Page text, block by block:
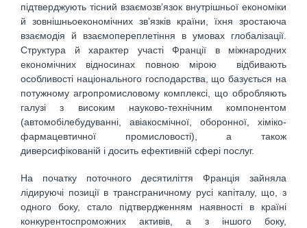
підтверджують тісний взаємозв’язок внутрішньої економіки
й зовнішньоекономічних зв’язків країни, їхня зростаюча
взаємодія й взаємопереплетіння в умовах глобалізації.
Структура й характер участі Франції в міжнародних
економічних відносинах повною мірою відбивають
особливості національного господарства, що базується на
потужному агропромисловому комплексі, що обробляють
галузі з високим науково-технічним компонентом
(автомобілебудуванні, авіакосмічної, оборонної, хіміко-
фармацевтичної промисловості), а також
диверсифікованій і досить ефективній сфері послуг.
На початку поточного десятиліття Франція зайняла
лідируючі позиції в трансграничному русі капіталу, що, з
одного боку, стало підтвердженням наявності в країні
конкурентоспроможних активів, а з іншого боку,